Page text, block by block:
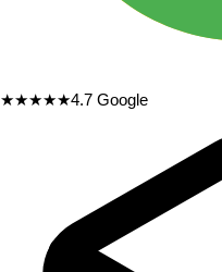
★★★★★4.7 Google